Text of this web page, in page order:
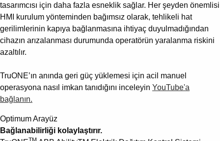
tasarımcısı için daha fazla esneklik sağlar. Her şeyden önemlisi
HMI kurulum yönteminden bağımsız olarak, tehlikeli hat
gerilimlerinin kapıya bağlanmasına ihtiyaç duyulmadığından
cihazın arızalanması durumunda operatörün yaralanma riskini
azaltılır.
TruONE’ın anında geri güç yüklemesi için acil manuel
operasyona nasıl imkan tanıdığını inceleyin YouTube'a
bağlanın.
Optimum Arayüz
Bağlanabilirliği kolaylaştırır.